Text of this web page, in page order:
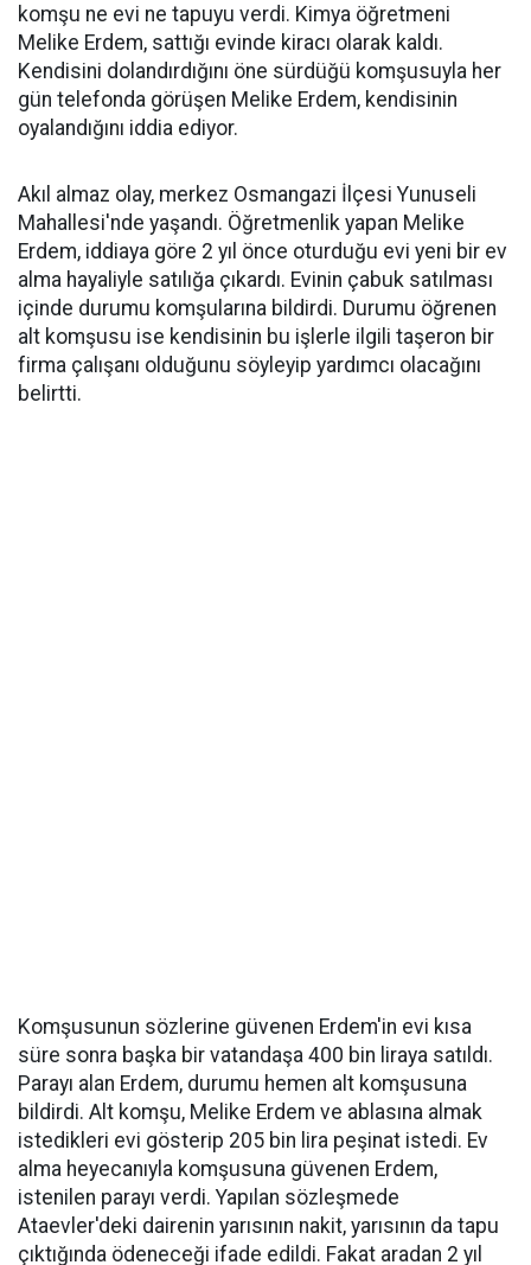
komşu ne evi ne tapuyu verdi. Kimya öğretmeni
Melike Erdem, sattığı evinde kiracı olarak kaldı.
Kendisini dolandırdığını öne sürdüğü komşusuyla her
gün telefonda görüşen Melike Erdem, kendisinin
oyalandığını iddia ediyor.
Akıl almaz olay, merkez Osmangazi İlçesi Yunuseli
Mahallesi'nde yaşandı. Öğretmenlik yapan Melike
Erdem, iddiaya göre 2 yıl önce oturduğu evi yeni bir ev
alma hayaliyle satılığa çıkardı. Evinin çabuk satılması
içinde durumu komşularına bildirdi. Durumu öğrenen
alt komşusu ise kendisinin bu işlerle ilgili taşeron bir
firma çalışanı olduğunu söyleyip yardımcı olacağını
belirtti.
Komşusunun sözlerine güvenen Erdem'in evi kısa
süre sonra başka bir vatandaşa 400 bin liraya satıldı.
Parayı alan Erdem, durumu hemen alt komşusuna
bildirdi. Alt komşu, Melike Erdem ve ablasına almak
istedikleri evi gösterip 205 bin lira peşinat istedi. Ev
alma heyecanıyla komşusuna güvenen Erdem,
istenilen parayı verdi. Yapılan sözleşmede
Ataevler'deki dairenin yarısının nakit, yarısının da tapu
çıktığında ödeneceği ifade edildi. Fakat aradan 2 yıl